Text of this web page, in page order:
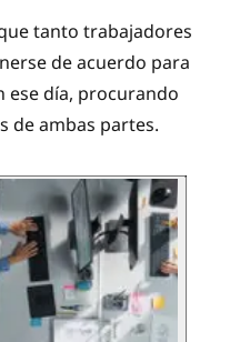
tanto trabajadores
de acuerdo para
día, procurando
de ambas partes.